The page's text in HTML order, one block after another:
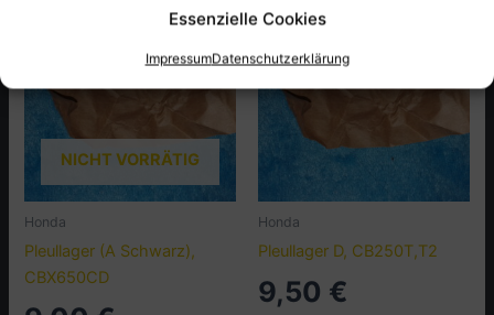
Essenzielle Cookies
ImpressumDatenschutzerklärung
NICHT VORRÄTIG
Honda
Pleullager (A Schwarz),
CBX650CD
Honda
Pleullager D, CB250T,T2
9,50 €